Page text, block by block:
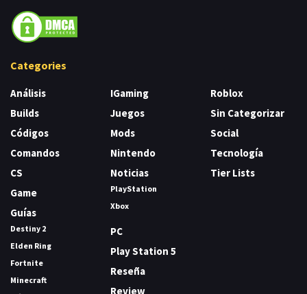
Categories
Análisis
Builds
Códigos
Comandos
CS
Game
Guías
Destiny 2
Elden Ring
Fortnite
Minecraft
IGaming
Juegos
Mods
Nintendo
Noticias
PlayStation
Xbox
PC
Play Station 5
Reseña
Review
Roblox
Sin Categorizar
Social
Tecnología
Tier Lists